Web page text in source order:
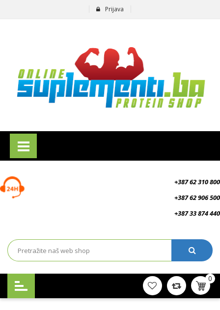
Prijava
+387 62 310 800
+387 62 906 500
+387 33 874 440
0